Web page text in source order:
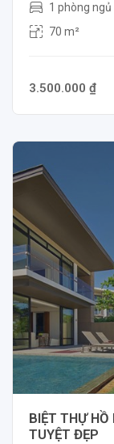
1 phòng ngủ
70 m²
3.500.000 ₫
BIỆT THỰ HỒ
TUYỆT ĐẸP